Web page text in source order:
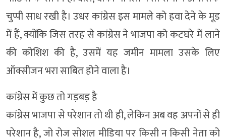
चुप्पी साध रखी है। उधर कांग्रेस इस मामले को हवा देने के मूड
में हैं, क्योंकि जिस तरह से कांग्रेस ने भाजपा को कटघरे में लाने
की कोशिश की है, उसमें यह जमीन मामला उसके लिए
ऑक्सीजन भरा साबित होने वाला है।
कांग्रेस में कुछ तो गड़बड़ है
कांग्रेस भाजपा से परेशान तो थी ही, लेकिन अब वह अपनों से ही
परेशान है, जो रोज सोशल मीडिया पर किसी न किसी नेता को